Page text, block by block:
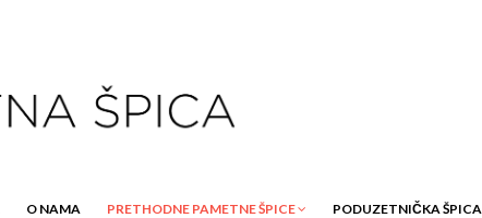
O NAMA PRETHODNE PAMETNE ŠPICE PODUZETNIČKA ŠPICA